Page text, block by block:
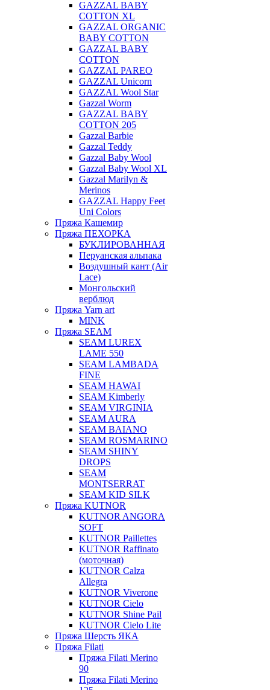
GAZZAL BABY
COTTON XL
GAZZAL ORGANIC
BABY COTTON
GAZZAL BABY
COTTON
GAZZAL PAREO
GAZZAL Unicorn
GAZZAL Wool Star
Gazzal Worm
GAZZAL BABY
COTTON 205
Gazzal Barbie
Gazzal Teddy
Gazzal Baby Wool
Gazzal Baby Wool XL
Gazzal Marilyn &
Merinos
GAZZAL Happy Feet
Uni Colors
Пряжа Кашемир
Пряжа ПЕХОРКА
БУКЛИРОВАННАЯ
Перуанская альпака
Воздушный кант (Air
Lace)
Монгольский
верблюд
Пряжа Yarn art
MINK
Пряжа SEAM
SEAM LUREX
LAME 550
SEAM LAMBADA
FINE
SEAM HAWAI
SEAM Kimberly
SEAM VIRGINIA
SEAM AURA
SEAM BAIANO
SEAM ROSMARINO
SEAM SHINY
DROPS
SEAM
MONTSERRAT
SEAM KID SILK
Пряжа KUTNOR
KUTNOR ANGORA
SOFT
KUTNOR Paillettes
KUTNOR Raffinato
(моточная)
KUTNOR Calza
Allegra
KUTNOR Viverone
KUTNOR Cielo
KUTNOR Shine Pail
KUTNOR Cielo Lite
Пряжа Шерсть ЯКА
Пряжа Filati
Пряжа Filati Merino
90
Пряжа Filati Merino